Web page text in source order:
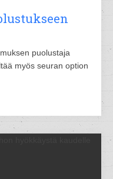
puolustaja
myös seuran option